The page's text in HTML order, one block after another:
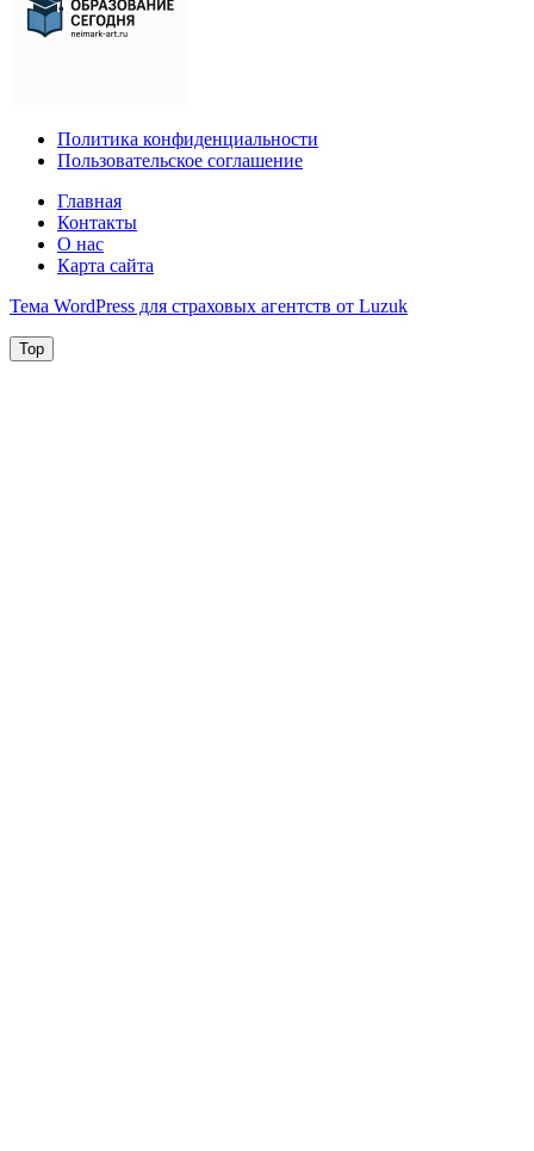
Политика конфиденциальности
Пользовательское соглашение
Главная
Контакты
О нас
Карта сайта
Тема WordPress для страховых агентств от Luzuk
Top